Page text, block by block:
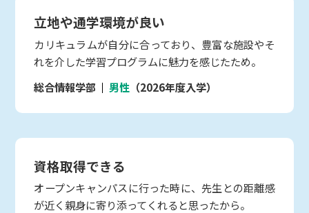
立地や通学環境が良い
カリキュラムが自分に合っており、豊富な施設やそ
れを介した学習プログラムに魅力を感じたため。
総合情報学部
男性 （2026年度入学）
資格取得できる
オープンキャンパスに行った時に、先生との距離感
が近く親身に寄り添ってくれると思ったから。